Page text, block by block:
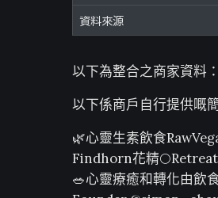
資料來源
以下為整合之商家資料：
以下係商戶自行提供嘅
🌿心靈生素飲食
Findhorn花精
🥗心靈療癒和轉化由飲